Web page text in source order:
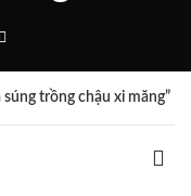
trồng chậu xi măng”